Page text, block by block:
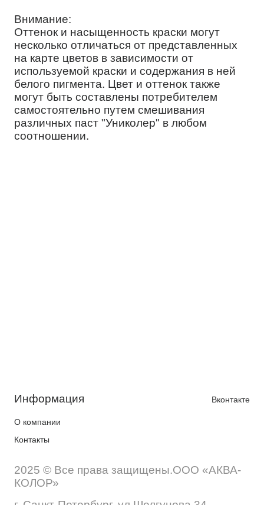
Внимание:
Оттенок и насыщенность краски могут
несколько отличаться от представленных
на карте цветов в зависимости от
используемой краски и содержания в ней
белого пигмента. Цвет и оттенок также
могут быть составлены потребителем
самостоятельно путем смешивания
различных паст "Униколер" в любом
соотношении.
Информация
О компании
Контакты
Вконтакте
2025 © Все права защищены.ООО «АКВА-
КОЛОР»